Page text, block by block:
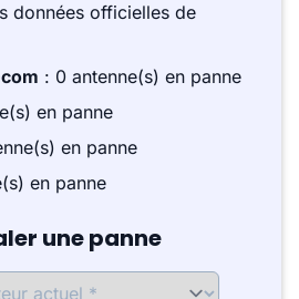
données officielles de
: 0 antenne(s) en panne
en panne
en panne
en panne
une panne